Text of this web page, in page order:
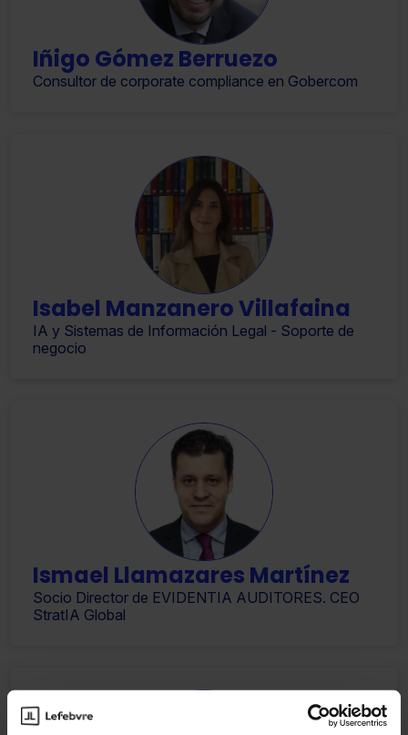
Iñigo Gómez Berruezo
Consultor de corporate compliance en Gobercom
Isabel Manzanero Villafaina
IA y Sistemas de Información Legal - Soporte de
negocio
Ismael Llamazares Martínez
Socio Director de EVIDENTIA AUDITORES. CEO
StratIA Global